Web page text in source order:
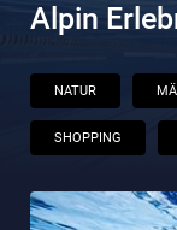
Alpin
NATUR
SHOPPING